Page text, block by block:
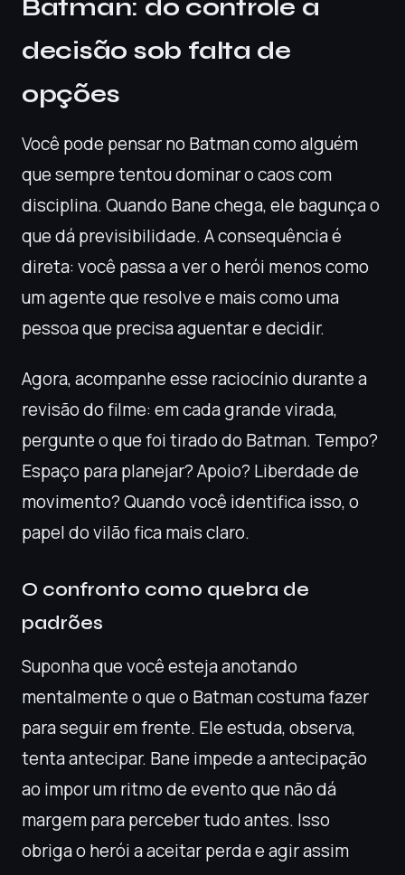
Batman: do controle à
decisão sob falta de
opções
Você pode pensar no Batman como alguém
que sempre tentou dominar o caos com
disciplina. Quando Bane chega, ele bagunça o
que dá previsibilidade. A consequência é
direta: você passa a ver o herói menos como
um agente que resolve e mais como uma
pessoa que precisa aguentar e decidir.
Agora, acompanhe esse raciocínio durante a
revisão do filme: em cada grande virada,
pergunte o que foi tirado do Batman. Tempo?
Espaço para planejar? Apoio? Liberdade de
movimento? Quando você identifica isso, o
papel do vilão fica mais claro.
O confronto como quebra de
padrões
Suponha que você esteja anotando
mentalmente o que o Batman costuma fazer
para seguir em frente. Ele estuda, observa,
tenta antecipar. Bane impede a antecipação
ao impor um ritmo de evento que não dá
margem para perceber tudo antes. Isso
obriga o herói a aceitar perda e agir assim